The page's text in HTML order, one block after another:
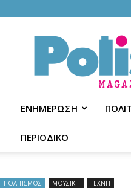
Polis
ΕΝΗΜΕΡΩΣΗ
ΠΕΡΙΟΔΙΚΟ
ΠΟΛΙΤΙΣΜΟΣ ΜΟΥΣΙΚΗ ΤΕΧΝΗ